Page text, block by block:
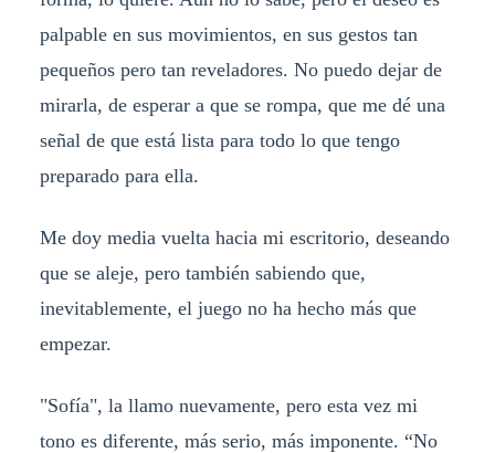
palpable en sus movimientos, en sus gestos tan
pequeños pero tan reveladores. No puedo dejar de
mirarla, de esperar a que se rompa, que me dé una
señal de que está lista para todo lo que tengo
preparado para ella.
Me doy media vuelta hacia mi escritorio, deseando
que se aleje, pero también sabiendo que,
inevitablemente, el juego no ha hecho más que
empezar.
"Sofía", la llamo nuevamente, pero esta vez mi
tono es diferente, más serio, más imponente. “No